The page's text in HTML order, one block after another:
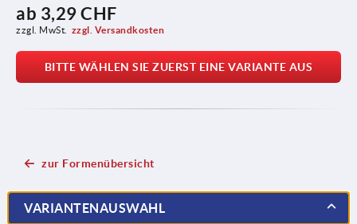
ab 3,29 CHF
zzgl. MwSt. zzgl. Versandkosten
BITTE WÄHLEN SIE ZUERST EINE VARIANTE AUS
zur Formenübersicht
VARIANTENAUSWAHL